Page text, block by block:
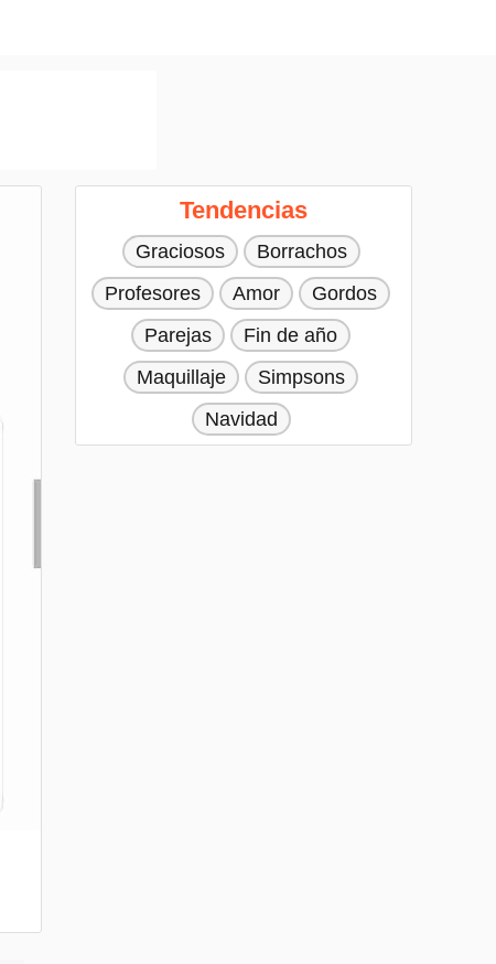
Tendencias
Graciosos
Borrachos
Profesores
Amor
Gordos
Parejas
Fin de año
Maquillaje
Simpsons
Navidad